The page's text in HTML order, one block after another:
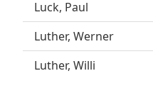
Luck, Paul
Luther, Werner
Luther, Willi